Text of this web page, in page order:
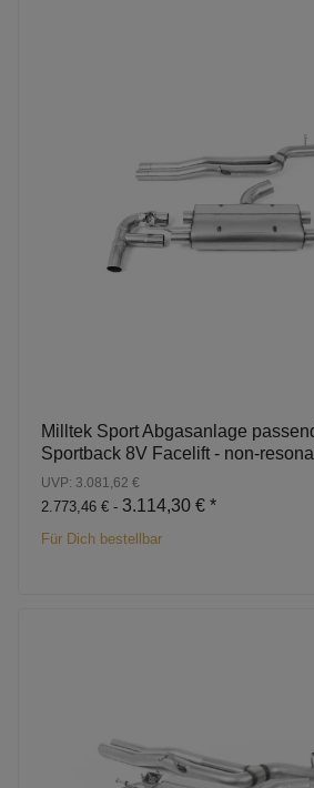
Milltek Sport Abgasanlage
Sportback 8V Facelift - non-
UVP: 3.081,62 €
2.773,46 € - 3.114,30 € *
Für Dich bestellbar